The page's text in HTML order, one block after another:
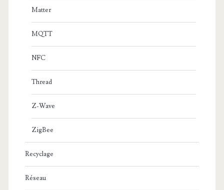
Matter
MQTT
NFC
Thread
Z-Wave
ZigBee
Recyclage
Réseau